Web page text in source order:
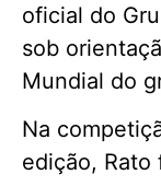
oficial do
sob
Mundial do
Na
edição,